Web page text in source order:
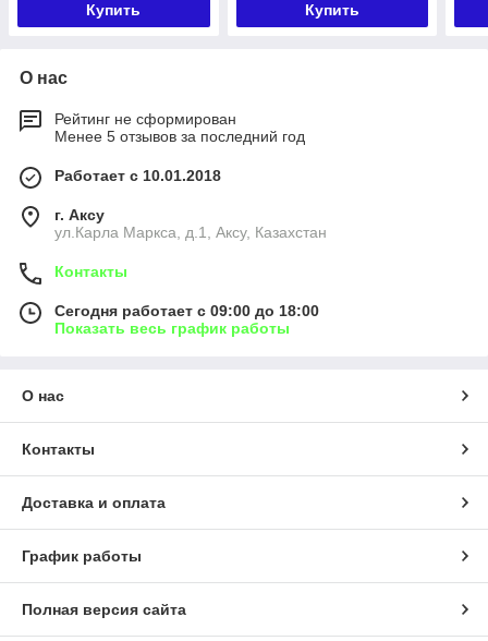
Купить Купить
О нас
Рейтинг не сформирован
Менее 5 отзывов за последний год
Работает с 10.01.2018
г. Аксу
ул.Карла Маркса, д.1, Аксу, Казахстан
Контакты
Сегодня работает с 09:00 до 18:00
Показать весь график работы
О нас
Контакты
Доставка и оплата
График работы
Полная версия сайта